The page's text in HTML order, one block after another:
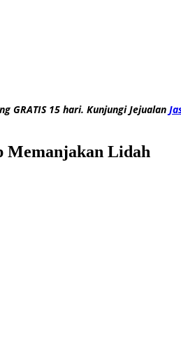
GRATIS 15 hari. Kunjungi Jejualan
Memanjakan Lidah